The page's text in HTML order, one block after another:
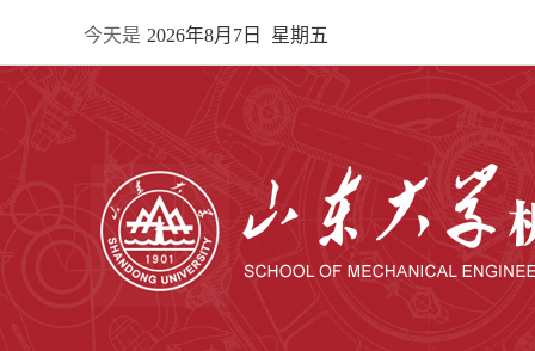
今天是 2026年8月7日 星期五